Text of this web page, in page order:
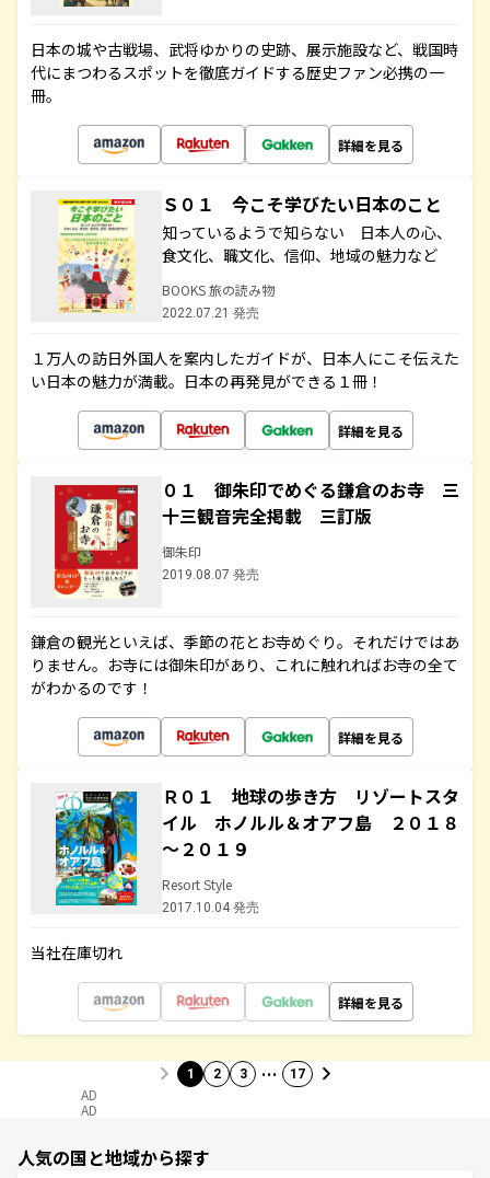
日本の城や古戦場、武将ゆかりの史跡、展示施設など、戦国時
代にまつわるスポットを徹底ガイドする歴史ファン必携の一
冊。
詳細を見る
Ｓ０１ 今こそ学びたい日本のこと
知っているようで知らない 日本人の心、
食文化、職文化、信仰、地域の魅力など
BOOKS 旅の読み物
2022.07.21 発売
１万人の訪日外国人を案内したガイドが、日本人にこそ伝えた
い日本の魅力が満載。日本の再発見ができる１冊！
詳細を見る
０１ 御朱印でめぐる鎌倉のお寺 三
十三観音完全掲載 三訂版
御朱印
2019.08.07 発売
鎌倉の観光といえば、季節の花とお寺めぐり。それだけではあ
りません。お寺には御朱印があり、これに触れればお寺の全て
がわかるのです！
詳細を見る
Ｒ０１ 地球の歩き方 リゾートスタ
イル ホノルル＆オアフ島 ２０１８
～２０１９
Resort Style
2017.10.04 発売
当社在庫切れ
詳細を見る
1 2 3 … 17
AD
AD
人気の国と地域から探す